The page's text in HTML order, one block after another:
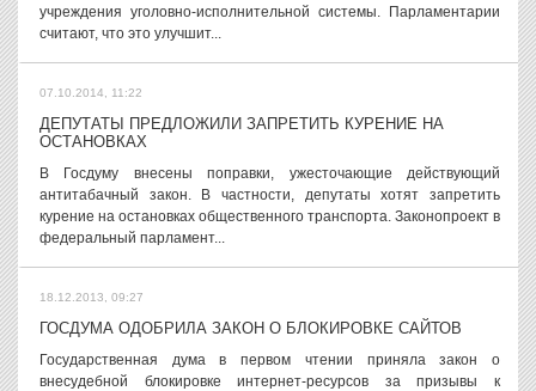
учреждения уголовно-исполнительной системы. Парламентарии
считают, что это улучшит...
07.10.2014, 11:22
ДЕПУТАТЫ ПРЕДЛОЖИЛИ ЗАПРЕТИТЬ КУРЕНИЕ НА
ОСТАНОВКАХ
В Госдуму внесены поправки, ужесточающие действующий
антитабачный закон. В частности, депутаты хотят запретить
курение на остановках общественного транспорта. Законопроект в
федеральный парламент...
18.12.2013, 09:27
ГОСДУМА ОДОБРИЛА ЗАКОН О БЛОКИРОВКЕ САЙТОВ
Государственная дума в первом чтении приняла закон о
внесудебной блокировке интернет-ресурсов за призывы к